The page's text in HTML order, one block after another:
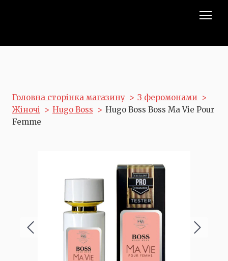
Головна сторінка магазину
З феромонами
Жіночі
Hugo Boss
Hugo Boss Boss Ma Vie Pour
Femme